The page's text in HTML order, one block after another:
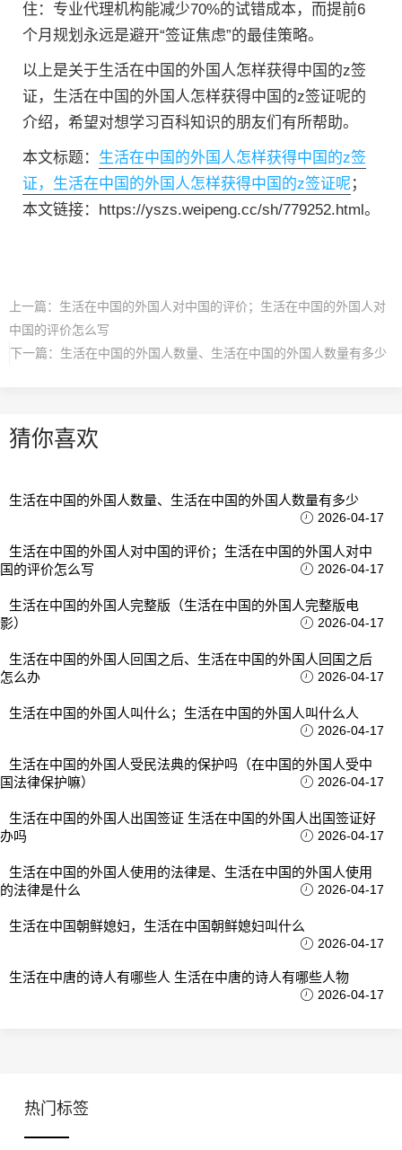
住：专业代理机构能减少70%的试错成本，而提前6
个月规划永远是避开“签证焦虑”的最佳策略。
以上是关于生活在中国的外国人怎样获得中国的z签
证，生活在中国的外国人怎样获得中国的z签证呢的
介绍，希望对想学习百科知识的朋友们有所帮助。
本文标题： 生活在中国的外国人怎样获得中国的z签
证，生活在中国的外国人怎样获得中国的z签证呢；
本文链接：https://yszs.weipeng.cc/sh/779252.html。
上一篇： 生活在中国的外国人对中国的评价；生活在中国的外国人对
中国的评价怎么写
下一篇： 生活在中国的外国人数量、生活在中国的外国人数量有多少
猜你喜欢
生活在中国的外国人数量、生活在中国的外国人数量有多少
2026-04-17
生活在中国的外国人对中国的评价；生活在中国的外国人对中
国的评价怎么写
2026-04-17
生活在中国的外国人完整版（生活在中国的外国人完整版电
影）
2026-04-17
生活在中国的外国人回国之后、生活在中国的外国人回国之后
怎么办
2026-04-17
生活在中国的外国人叫什么；生活在中国的外国人叫什么人
2026-04-17
生活在中国的外国人受民法典的保护吗（在中国的外国人受中
国法律保护嘛）
2026-04-17
生活在中国的外国人出国签证 生活在中国的外国人出国签证好
办吗
2026-04-17
生活在中国的外国人使用的法律是、生活在中国的外国人使用
的法律是什么
2026-04-17
生活在中国朝鲜媳妇，生活在中国朝鲜媳妇叫什么
2026-04-17
生活在中唐的诗人有哪些人 生活在中唐的诗人有哪些人物
2026-04-17
热门标签